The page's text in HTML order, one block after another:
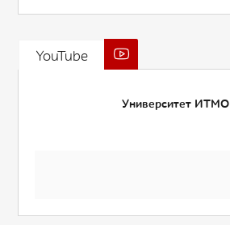
YouTube
Университет ИТМО